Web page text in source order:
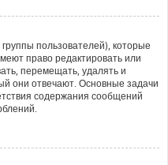
пользователей), которые
право редактировать или
перемещать, удалять и
они отвечают. Основные задачи
содержания сообщений